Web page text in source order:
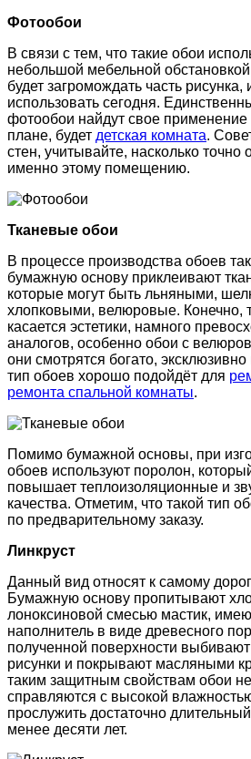
Фотообои
В связи с тем, что такие обои
небольшой мебельной
будет загромождать часть
использовать сегодня.
фотообои найдут свое применение
плане, будет детская комната.
стен, учитывайте, насколько точно
именно этому помещению.
Тканевые обои
В процессе производства обоев
бумажную основу приклеивают
которые могут быть льняными,
хлопковыми, велюровые. Конечно,
касается эстетики, намного
аналогов, особенно обои с
они смотрятся богато,
тип обоев хорошо подойдёт для
ремонта спальной комнаты.
Помимо бумажной основы, при
обоев используют поролон,
повышает теплоизоляционные и
качества. Отметим, что такой тип
по предварительному заказу.
Линкруст
Данный вид относят к самому
Бумажную основу пропитывают
лоноксиновой смесью мастик,
наполнитель в виде древесного
полученной поверхности
рисунки и покрывают масляными
таким защитным свойствам обои
справляются с высокой
прослужить достаточно
менее десяти лет.